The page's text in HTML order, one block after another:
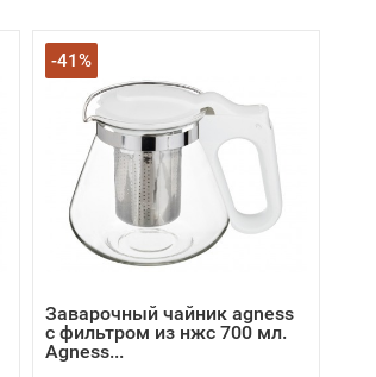
-41%
Заварочный чайник agness
с фильтром из нжс 700 мл.
Agness...